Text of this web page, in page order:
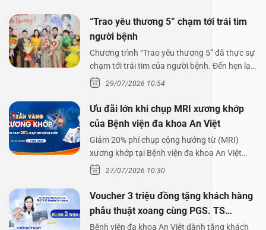
“Trao yêu thương 5” chạm tới trái tim
người bệnh
Chương trình “Trao yêu thương 5” đã thực sự
chạm tới trái tim của người bệnh. Đến hẹn lại
lên,…29/07/2026 10:54
Ưu đãi lớn khi chụp MRI xương khớp
của Bệnh viện đa khoa An Việt
Giảm 20% phí chụp cộng hưởng từ (MRI)
xương khớp tại Bệnh viện đa khoa An Việt
Bệnh viện đa…
27/07/2026 10:30
Voucher 3 triệu đồng tặng khách hàng
phẫu thuật xoang cùng PGS. TS
Nguyễn Thị Hoài An
Bệnh viện đa khoa An Việt dành tặng khách